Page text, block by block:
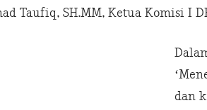
Taufiq, SH.MM, Ketua Komisi I
dan